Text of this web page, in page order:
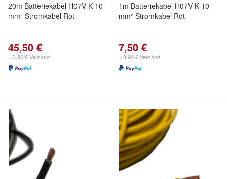
20m Batteriekabel H07V-K 10
mm² Stromkabel Rot
45,50 €
+ 3,90 € Versand
1m Batteriekabel H07V-K 10
mm² Stromkabel Rot
7,50 €
+ 3,90 € Versand